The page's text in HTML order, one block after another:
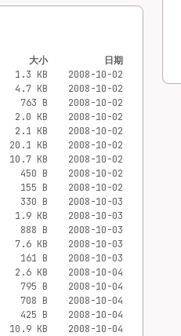
大小
日期
1.3 KB
2008-10-02
4.7 KB
2008-10-02
763 B
2008-10-02
2.0 KB
2008-10-02
2.1 KB
2008-10-02
20.1 KB
2008-10-02
10.7 KB
2008-10-02
450 B
2008-10-02
155 B
2008-10-02
330 B
2008-10-03
1.9 KB
2008-10-03
888 B
2008-10-03
7.6 KB
2008-10-03
161 B
2008-10-03
2.6 KB
2008-10-04
795 B
2008-10-04
708 B
2008-10-04
425 B
2008-10-04
10.9 KB
2008-10-04